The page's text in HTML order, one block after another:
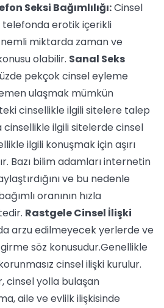
Seksi Bağımlılığı:Cinsel
erotik içerikli
miktarda zaman ve
olabilir. Sanal Seks
pekçok cinsel eyleme
ulaşmak mümkün
cinsellikle ilgili sitelere talep
cinsellikle ilgili sitelerde cinsel
ilgili konuşmak için aşırı
Bazı bilim adamları internetin
ve bu nedenle
oranının hızla
Rastgele Cinsel İlişki
arzu edilmeyecek yerlerde ve
söz konusudur.Genellikle
cinsel ilişki kurulur.
cinsel yolla bulaşan
aile ve evlilk ilişkisinde